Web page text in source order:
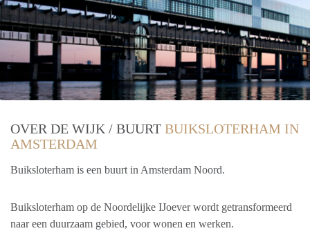
OVER DE WIJK / BUURT BUIKSLOTERHAM IN
AMSTERDAM
Buiksloterham is een buurt in Amsterdam Noord.
Buiksloterham op de Noordelijke IJoever wordt getransformeerd
naar een duurzaam gebied, voor wonen en werken.